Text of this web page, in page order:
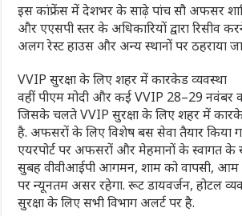
इस कांफ्रेंस में देशभर के साढ़े पांच सौ अफसर
और एएसपी स्तर के अधिकारियों द्वारा रिसीव
अलग रेस्ट हाउस और अन्य स्थानों पर ठहराया
VVIP सुरक्षा के लिए शहर में कारकेड व्यवस्था
वहीं पीएम मोदी और कई VVIP 28–29 नवंबर
जिसके चलते VVIP सुरक्षा के लिए शहर में
है. अफसरों के लिए विशेष बस सेवा तैयार किया
एयरपोर्ट पर अफसरों और मेहमानों के स्वागत के
सुबह वीवीआईपी आगमन, शाम को वापसी, आम
पर न्यूनतम असर रहेगा. रूट डायवर्जन, होटल
सुरक्षा के लिए सभी विभाग अलर्ट पर है.